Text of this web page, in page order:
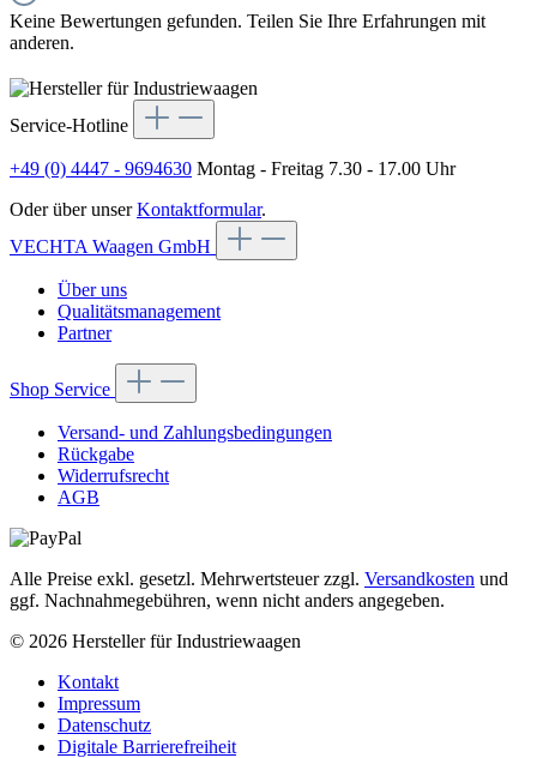
Keine Bewertungen gefunden. Teilen Sie Ihre Erfahrungen mit
anderen.
Service-Hotline
+49 (0) 4447 - 9694630 Montag - Freitag 7.30 - 17.00 Uhr
Oder über unserKontaktformular.
VECHTA Waagen GmbH
Über uns
Qualitätsmanagement
Partner
Shop Service
Versand- und Zahlungsbedingungen
Rückgabe
Widerrufsrecht
AGB
Alle Preise exkl. gesetzl. Mehrwertsteuer zzgl. Versandkosten und
ggf. Nachnahmegebühren, wenn nicht anders angegeben.
© 2026 Hersteller für Industriewaagen
Kontakt
Impressum
Datenschutz
Digitale Barrierefreiheit